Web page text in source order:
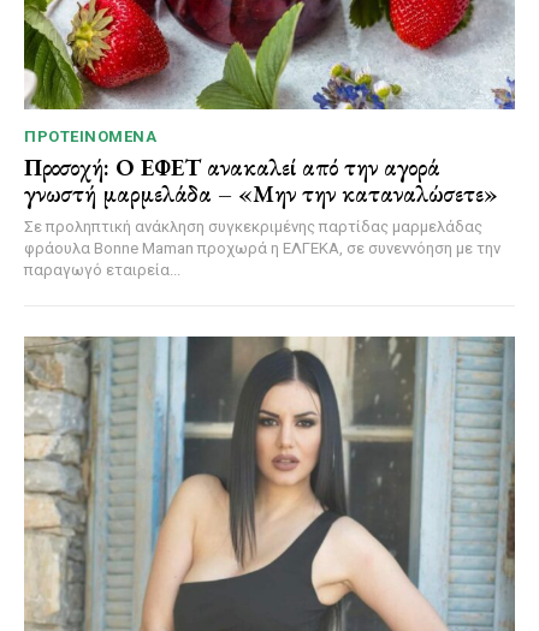
ΠΡΟΤΕΙΝΌΜΕΝΑ
Προσοχή: Ο ΕΦΕΤ ανακαλεί από την αγορά
γνωστή μαρμελάδα – «Μην την καταναλώσετε»
Σε προληπτική ανάκληση συγκεκριμένης παρτίδας μαρμελάδας
φράουλα Bonne Maman προχωρά η ΕΛΓΕΚΑ, σε συνεννόηση με την
παραγωγό εταιρεία...